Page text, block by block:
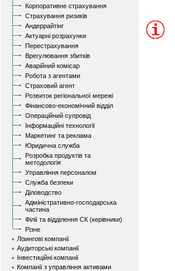
Корпоративне страхування
Страхування ризиків
Андеррайтінг
Актуарні розрахунки
Перестрахування
Врегулювання збитків
Аварійний комісар
Робота з агентами
Страховий агент
Розвиток регіональної мережі
Фінансово-економічний відділ
Операційний супровід
Інформаційні технології
Маркетинг та реклама
Юридична служба
Розробка продуктів та
методологія
Управління персоналом
Служба безпеки
Діловодство
Адміністративно-господарська
частина
Філії та відділення СК (керівники)
Різне
Лізингові компанії
Аудиторські компанії
Інвестиційні компанії
Компанії з управління активами